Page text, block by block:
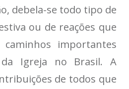
debela-se todo tipo de
ou de reações que
importantes
Igreja no Brasil. A
de todos que